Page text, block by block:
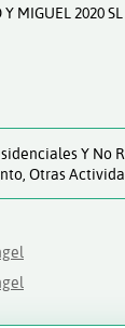
MIGUEL 2020 SL
Y
Otras